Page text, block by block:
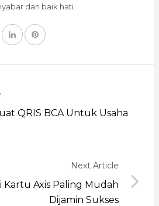
dan baik hati.
QRIS BCA Untuk Usaha
Next Article
Kartu Axis Paling Mudah
Dijamin Sukses